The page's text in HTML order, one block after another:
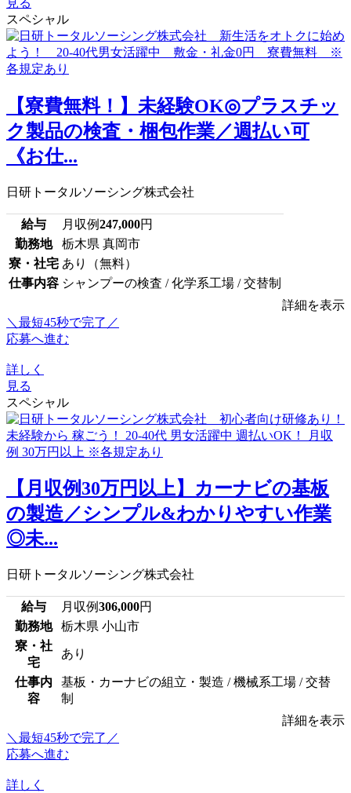
スペシャル
【寮費無料！】未経験OK◎プラスチッ
ク製品の検査・梱包作業／週払い可
《お仕...
日研トータルソーシング株式会社
給与 月収例247,000円
勤務地
栃木県 真岡市
寮・社宅 あり（無料）
仕事内容 シャンプーの検査 / 化学系工場 / 交替制
詳細を表示
＼最短45秒で完了／
応募へ進む
詳しく
見る
スペシャル
【月収例30万円以上】カーナビの基板
の製造／シンプル&わかりやすい作業
◎未...
日研トータルソーシング株式会社
給与 月収例306,000円
勤務地
栃木県 小山市
寮・社
宅
あり
仕事内
容
基板・カーナビの組立・製造 / 機械系工場 / 交替
制
詳細を表示
＼最短45秒で完了／
応募へ進む
詳しく